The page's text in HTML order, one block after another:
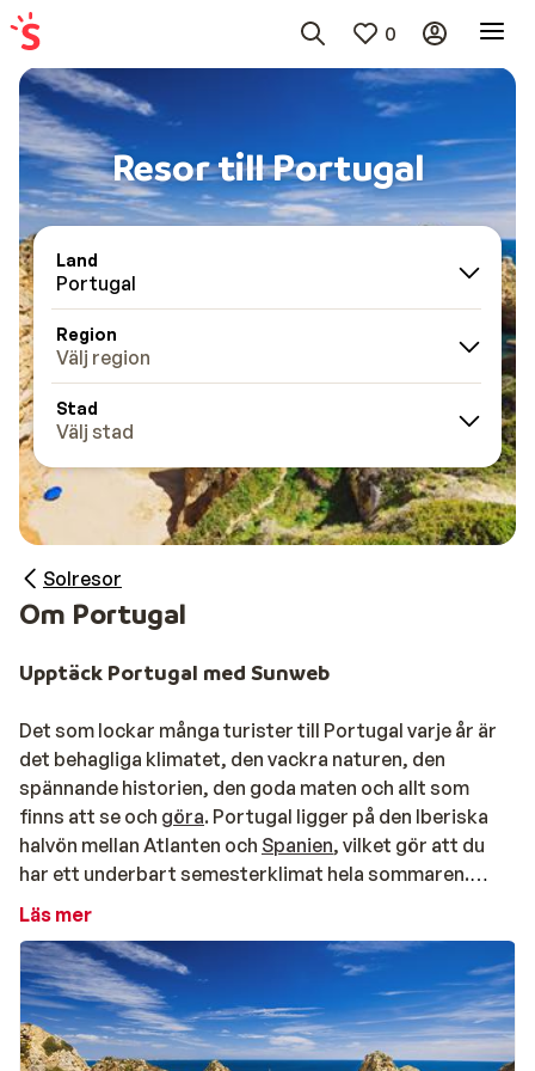
0
Resor till Portugal
Land
Portugal
Region
Välj region
Stad
Välj stad
Solresor
Om Portugal
Upptäck Portugal med Sunweb
Det som lockar många turister till Portugal varje år är
det behagliga klimatet, den vackra naturen, den
spännande historien, den goda maten och allt som
finns att se och göra. Portugal ligger på den Iberiska
halvön mellan Atlanten och Spanien, vilket gör att du
har ett underbart semesterklimat hela sommaren.
Detta är dessutom ett av Sydeuropas mest
semesterupplevelser.
Enastående natur i Portugal
Portugal bjuder på klipplandskap, höga berg, djupa
Läs mer